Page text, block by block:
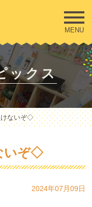
MENU
ックス
ないぞ◇
いぞ◇
2024年07月09日